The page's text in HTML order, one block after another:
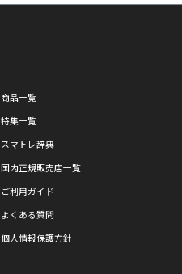
商品一覧
特集一覧
スマトレ辞典
国内正規販売店一覧
ご利用ガイド
よくある質問
個人情報保護方針